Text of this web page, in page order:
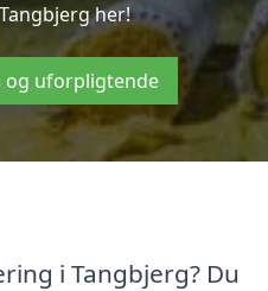
her!
og uforpligtende
i Tangbjerg? Du